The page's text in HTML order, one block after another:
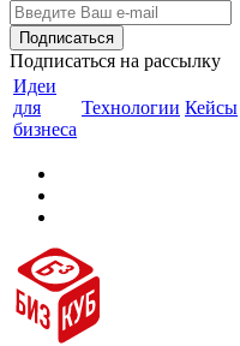
Подписаться на рассылку
Идеи
для
бизнеса
Технологии Кейсы